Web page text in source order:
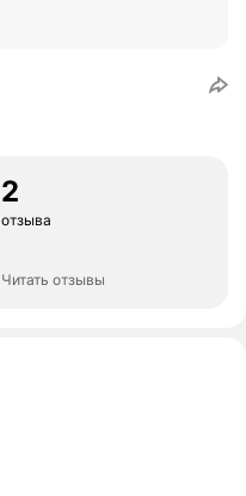
2
отзыва
Читать отзывы